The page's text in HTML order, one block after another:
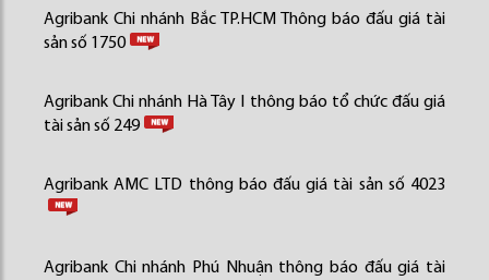
Agribank Chi nhánh Bắc TP.HCM Thông báo đấu giá tài
sản số 1750
Agribank Chi nhánh Hà Tây I thông báo tổ chức đấu giá
tài sản số 249
Agribank AMC LTD thông báo đấu giá tài sản số 4023
Agribank Chi nhánh Phú Nhuận thông báo đấu giá tài